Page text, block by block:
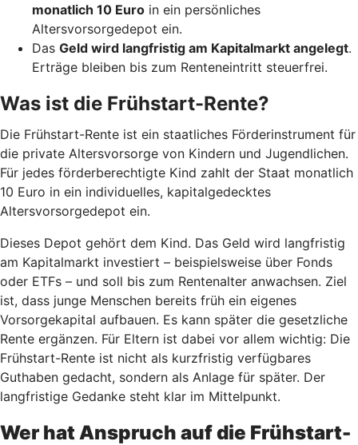
monatlich 10 Euro in ein persönliches
Altersvorsorgedepot ein.
Das Geld wird langfristig am Kapitalmarkt angelegt.
Erträge bleiben bis zum Renteneintritt steuerfrei.
Was ist die Frühstart-Rente?
Die Frühstart-Rente ist ein staatliches Förderinstrument für
die private Altersvorsorge von Kindern und Jugendlichen.
Für jedes förderberechtigte Kind zahlt der Staat monatlich
10 Euro in ein individuelles, kapitalgedecktes
Altersvorsorgedepot ein.
Dieses Depot gehört dem Kind. Das Geld wird langfristig
am Kapitalmarkt investiert – beispielsweise über Fonds
oder ETFs – und soll bis zum Rentenalter anwachsen. Ziel
ist, dass junge Menschen bereits früh ein eigenes
Vorsorgekapital aufbauen. Es kann später die gesetzliche
Rente ergänzen. Für Eltern ist dabei vor allem wichtig: Die
Frühstart-Rente ist nicht als kurzfristig verfügbares
Guthaben gedacht, sondern als Anlage für später. Der
langfristige Gedanke steht klar im Mittelpunkt.
Wer hat Anspruch auf die Frühstart-